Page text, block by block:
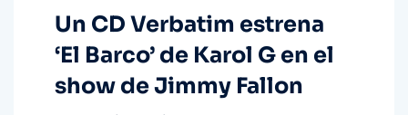
Un CD Verbatim estrena
‘El Barco’ de Karol G en el
show de Jimmy Fallon